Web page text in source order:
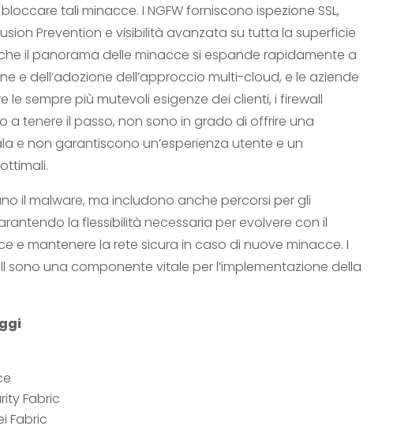
tali minacce. I NGFW forniscono ispezione SSL,
Prevention e visibilità avanzata su tutta la superficie
il panorama delle minacce si espande rapidamente a
e dell’adozione dell’approccio multi-cloud, e le aziende
le sempre più mutevoli esigenze dei clienti, i firewall
a tenere il passo, non sono in grado di offrire una
e non garantiscono un’esperienza utente e un
il malware, ma includono anche percorsi per gli
la flessibilità necessaria per evolvere con il
e mantenere la rete sicura in caso di nuove minacce. I
sono una componente vitale per l’implementazione della
Fabric
Fabric